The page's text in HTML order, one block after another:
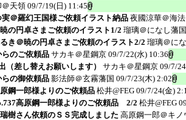
＠天領 09/7/19(日) 11:45
実＠羅幻王国様ご依頼イラスト納品 夜國涼華＠海
の円卓さまご依頼のイラスト1/2 瑠璃＠になし藩国
き＠暁の円卓さまご依頼のイラスト2/2 瑠璃＠に
らのご依頼品 サカキ＠星鋼京 09/7/22(水) 10:36
（差し替えお願いします）
サカキ＠星鋼京 09/7/
らの御依頼品 影法師＠玄霧藩国 09/7/23(木) 2:02
鋼一郎様よりのご依頼品松井@FEG 09/7/24(金)
高原鋼一郎様よりのご依頼品 2/2 松井@FEG
さん依頼のＳＳ完成しました 高原鋼一郎＠キノ